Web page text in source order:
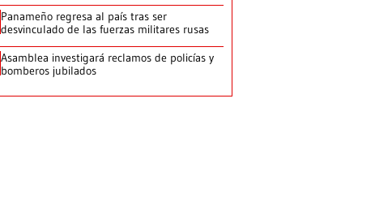
Panameño regresa al país tras ser
desvinculado de las fuerzas militares rusas
Asamblea investigará reclamos de policías y
bomberos jubilados